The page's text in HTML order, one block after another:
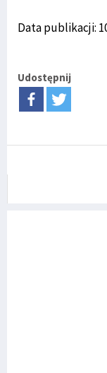
Data publikacji:
Udostępnij